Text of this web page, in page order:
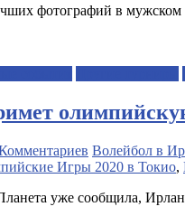
фотографий в
Волейбол в
Игры 2020 в Токио,
уже сообщила,